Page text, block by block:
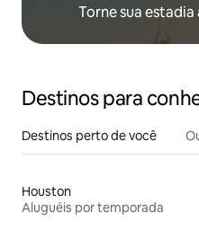
Torne sua
Destinos para
Destinos perto de você
Houston
Aluguéis por temporada